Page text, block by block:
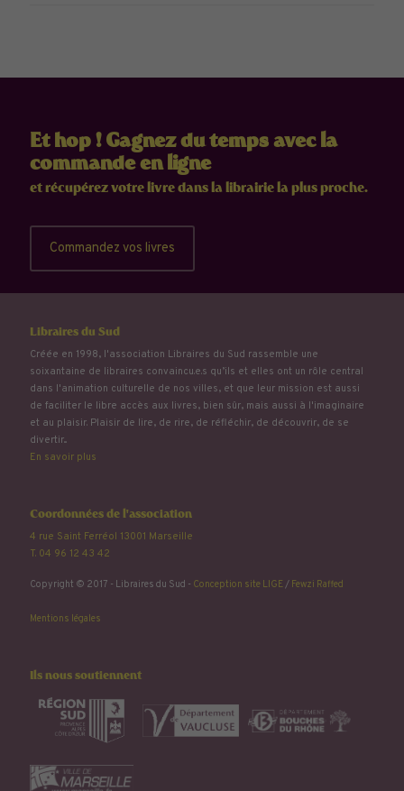
Et hop ! Gagnez du temps avec la
commande en ligne
et récupérez votre livre dans la librairie la plus proche.
Commandez vos livres
Libraires du Sud
Créée en 1998, l'association Libraires du Sud rassemble une
soixantaine de libraires convaincu.e.s qu’ils et elles ont un rôle central
dans l'animation culturelle de nos villes, et que leur mission est aussi
de faciliter le libre accès aux livres, bien sûr, mais aussi à l'imaginaire
et au plaisir. Plaisir de lire, de rire, de réfléchir, de découvrir, de se
divertir...
En savoir plus
Coordonnées de l'association
4 rue Saint Ferréol 13001 Marseille
T. 04 96 12 43 42
Copyright © 2017 - Libraires du Sud - Conception site LIGE / Fewzi Raffed
Mentions légales
Ils nous soutiennent